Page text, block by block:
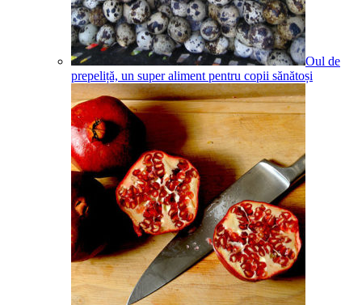
Oul de
prepeliță, un super aliment pentru copii sănătoși